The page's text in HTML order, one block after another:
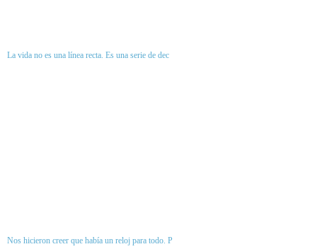
La vida no es una línea recta. Es una serie de dec
Nos hicieron creer que había un reloj para todo. P